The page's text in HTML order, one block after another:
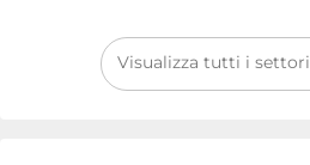
Visualizza tutti i settori